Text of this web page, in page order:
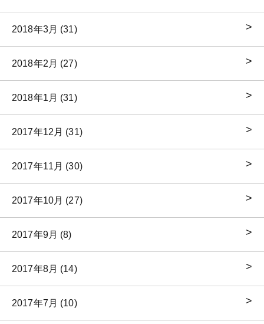
2018年3月 (31)
2018年2月 (27)
2018年1月 (31)
2017年12月 (31)
2017年11月 (30)
2017年10月 (27)
2017年9月 (8)
2017年8月 (14)
2017年7月 (10)